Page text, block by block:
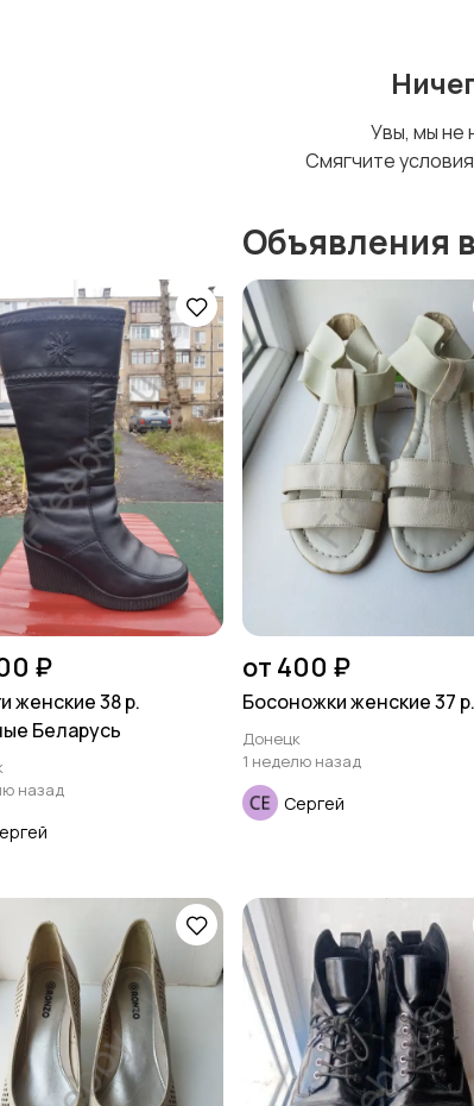
Увы, мы не
Смягчите
Объявления
₽
женские 38 р.
Беларусь
назад
от 400 ₽
Босоножки женские 37 р.
Донецк
1 неделю назад
Сергей